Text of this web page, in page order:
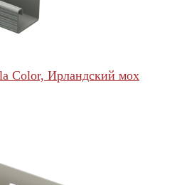
Color, Ирландский мох